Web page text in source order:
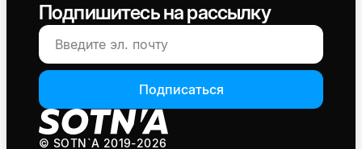
Подпишитесь на рассылку
Подписаться
© SOTN`A 2019-2026